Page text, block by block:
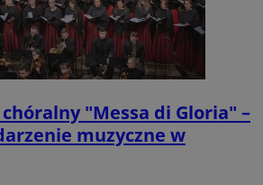
"Messa di Gloria" –
muzyczne w